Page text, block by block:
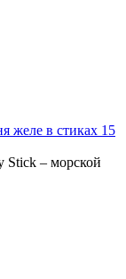
желе в стиках 15
Stick – морской